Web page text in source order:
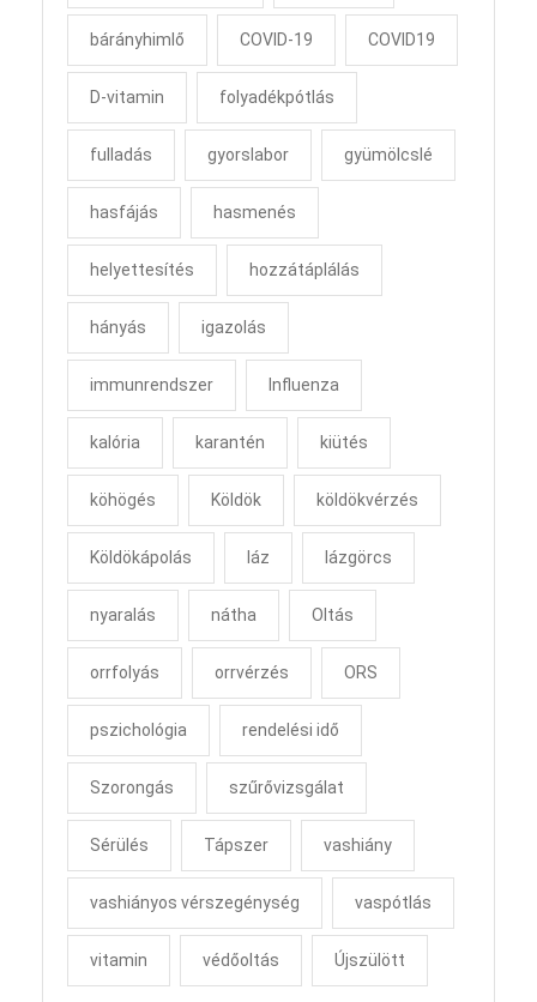
bárányhimlő COVID-19 COVID19
D-vitamin folyadékpótlás
fulladás gyorslabor gyümölcslé
hasfájás hasmenés
helyettesítés hozzátáplálás
hányás igazolás
immunrendszer Influenza
kalória karantén kiütés
köhögés Köldök köldökvérzés
Köldökápolás láz lázgörcs
nyaralás nátha Oltás
orrfolyás orrvérzés ORS
pszichológia rendelési idő
Szorongás szűrővizsgálat
Sérülés Tápszer vashiány
vashiányos vérszegénység vaspótlás
vitamin védőoltás Újszülött